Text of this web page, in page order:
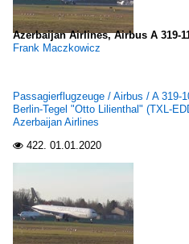
Azerbaijan Airlines, Airbus A 319-
Frank Maczkowicz
Passagierflugzeuge / Airbus / A 319-
Berlin-Tegel "Otto Lilienthal" (TXL-
Azerbaijan Airlines
 422. 01.01.2020